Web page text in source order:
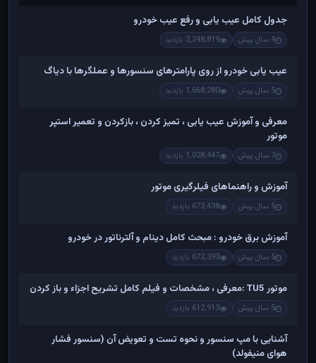
عنوان — مرتب‌شده براساس پربازدیدترین
جدول کامل عیب یابی و رفع عیب خودرو
4 سال پیش 2,248,819 بازدید
عیب یابی خودرو از روی پارامترهای سنسورها و عملگرها با دیاگ
5 سال پیش 1,668,280 بازدید
معرفی و آموزش عیب یابی ، تمیز کردن ، بازکردن و تعمیر استپر
موتور
7 سال پیش 1,028,447 بازدید
آموزش و راهنماهای فیلرگیری موتور
5 سال پیش 673,438 بازدید
آموزش برق خودرو : مبحث کامل دینام و آلترناتور در خودرو
5 سال پیش 672,393 بازدید
موتور TU5 :معرفی ، مشخصات و فیلم کامل تشریح اجزاء و باز کردن
5 سال پیش 612,913 بازدید
آشنایی با مپ سنسور و نحوه تست و تعویض آن (سنسور فشار
هوای منیفولد)